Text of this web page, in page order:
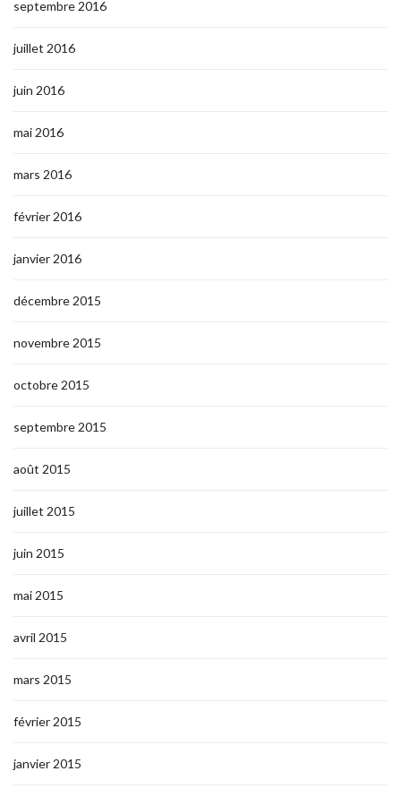
septembre 2016
juillet 2016
juin 2016
mai 2016
mars 2016
février 2016
janvier 2016
décembre 2015
novembre 2015
octobre 2015
septembre 2015
août 2015
juillet 2015
juin 2015
mai 2015
avril 2015
mars 2015
février 2015
janvier 2015